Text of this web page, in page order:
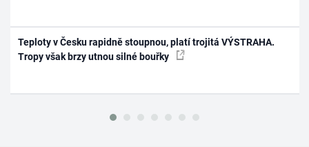
Teploty v Česku rapidně stoupnou, platí trojitá VÝSTRAHA.
Tropy však brzy utnou silné bouřky